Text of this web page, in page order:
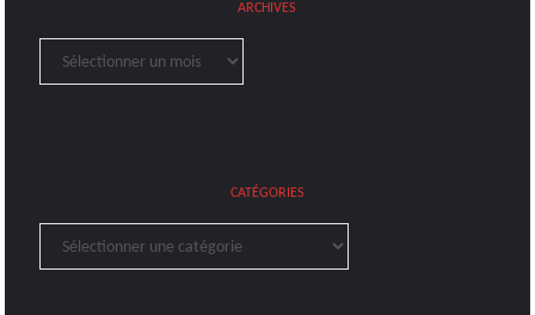
ARCHIVES
Archives
CATÉGORIES
Catégories